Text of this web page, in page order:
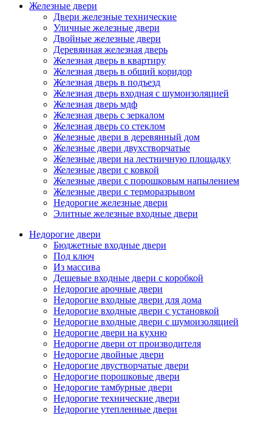
Железные двери
Двери железные технические
Уличные железные двери
Двойные железные двери
Деревянная железная дверь
Железная дверь в квартиру
Железная дверь в общий коридор
Железная дверь в подъезд
Железная дверь входная с шумоизоляцией
Железная дверь мдф
Железная дверь с зеркалом
Железная дверь со стеклом
Железные двери в деревянный дом
Железные двери двухстворчатые
Железные двери на лестничную площадку
Железные двери с ковкой
Железные двери с порошковым напылением
Железные двери с терморазрывом
Недорогие железные двери
Элитные железные входные двери
Недорогие двери
Бюджетные входные двери
Под ключ
Из массива
Дешевые входные двери с коробкой
Недорогие арочные двери
Недорогие входные двери для дома
Недорогие входные двери с установкой
Недорогие входные двери с шумоизоляцией
Недорогие двери на кухню
Недорогие двери от производителя
Недорогие двойные двери
Недорогие двустворчатые двери
Недорогие порошковые двери
Недорогие тамбурные двери
Недорогие технические двери
Недорогие утепленные двери